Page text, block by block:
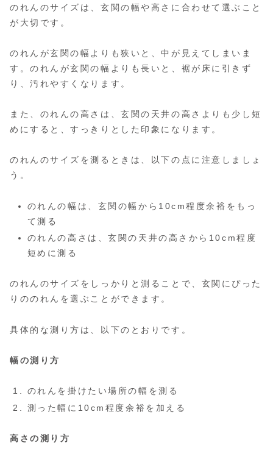
のれんのサイズは、玄関の幅や高さに合わせて選ぶこと
が大切です。
のれんが玄関の幅よりも狭いと、中が見えてしまいま
す。のれんが玄関の幅よりも長いと、裾が床に引きず
り、汚れやすくなります。
また、のれんの高さは、玄関の天井の高さよりも少し短
めにすると、すっきりとした印象になります。
のれんのサイズを測るときは、以下の点に注意しましょ
う。
のれんの幅は、玄関の幅から10cm程度余裕をもっ
て測る
のれんの高さは、玄関の天井の高さから10cm程度
短めに測る
のれんのサイズをしっかりと測ることで、玄関にぴった
りののれんを選ぶことができます。
具体的な測り方は、以下のとおりです。
幅の測り方
のれんを掛けたい場所の幅を測る
測った幅に10cm程度余裕を加える
高さの測り方